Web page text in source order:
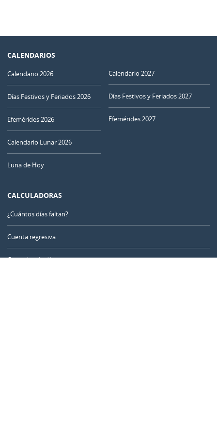
CALENDARIOS
Calendario 2026
Días Festivos y Feriados 2026
Efemérides 2026
Calendario Lunar 2026
Luna de Hoy
Calendario 2027
Días Festivos y Feriados 2027
Efemérides 2027
CALCULADORAS
¿Cuántos días faltan?
Cuenta regresiva
Contador de días